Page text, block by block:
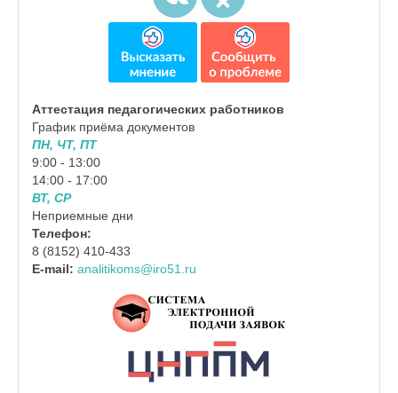
Аттестация педагогических работников
График приёма документов
ПН, ЧТ, ПТ
9:00 - 13:00
14:00 - 17:00
ВТ, СР
Неприемные дни
Телефон:
8 (8152) 410-433
E-mail: analitikoms@iro51.ru